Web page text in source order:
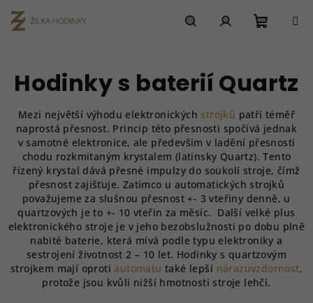
na
obsah
košík
Hodinky s baterií Quartz
Mezi největší výhodu elektronických strojků patří téměř
naprostá přesnost. Princip této přesnosti spočívá jednak
v samotné elektronice, ale především v ladění přesnosti
chodu rozkmitaným krystalem (latinsky Quartz). Tento
řízený krystal dává přesné impulzy do soukolí stroje, čímž
přesnost zajišťuje. Zatímco u automatických strojků
považujeme za slušnou přesnost +- 3 vteřiny denně, u
quartzových je to +- 10 vteřin za měsíc. Další velké plus
elektronického stroje je v jeho bezobslužnosti po dobu plně
nabité baterie, která mívá podle typu elektroniky a
sestrojení životnost 2 – 10 let. Hodinky s quartzovým
strojkem mají oprotiautomatu také lepší nárazuvzdornost,
protože jsou kvůli nižší hmotnosti stroje lehčí.